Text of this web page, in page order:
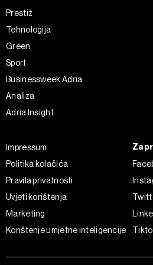
Prestiž
Tehnologija
Green
Sport
Businessweek Adria
Analiza
Adria Insight
Impressum
Politika kolačića
Pravila privatnosti
Uvjeti korištenja
Marketing
Korištenje umjetne inteligencije